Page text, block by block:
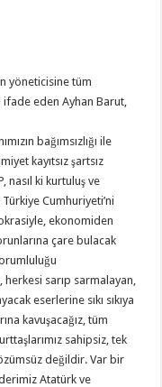
yöneticisine tüm
ifade eden Ayhan Barut,
bağımsızlığı ile
kayıtsız şartsız
nasıl ki kurtuluş ve
Cumhuriyeti’ni
ekonomiden
çare bulacak
herkesi sarıp sarmalayan,
eserlerine sıkı sıkıya
kavuşacağız, tüm
sahipsiz, tek
değildir. Var bir
Atatürk ve